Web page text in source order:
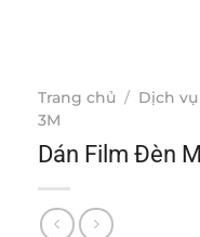
Trang chủ / Dịch
3M
Dán Film Đèn